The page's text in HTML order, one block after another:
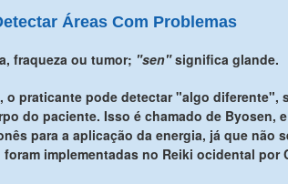
Áreas Com Problemas
fraqueza ou tumor; "sen"significa glande.
o praticante pode detectar "algo diferente",
do paciente. Isso é chamado de Byosen,
para a aplicação da energia, já que não
implementadas no Reiki ocidental por